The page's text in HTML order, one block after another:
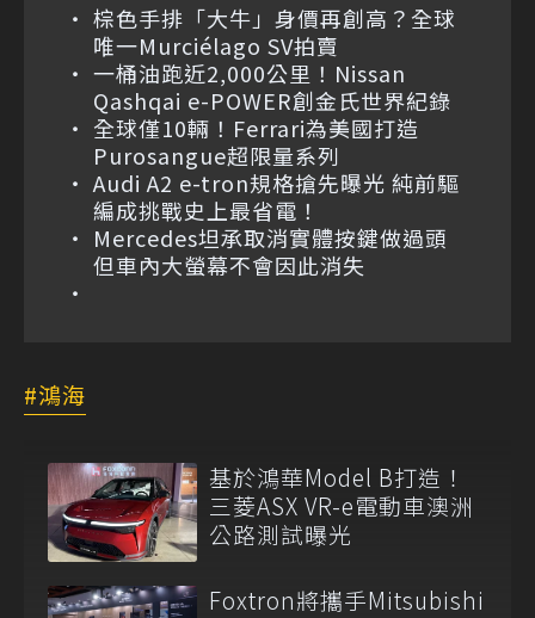
棕色手排「大牛」身價再創高？全球
唯一Murciélago SV拍賣
一桶油跑近2,000公里！Nissan
Qashqai e-POWER創金氏世界紀錄
全球僅10輛！Ferrari為美國打造
Purosangue超限量系列
Audi A2 e-tron規格搶先曝光 純前驅
編成挑戰史上最省電！
Mercedes坦承取消實體按鍵做過頭
但車內大螢幕不會因此消失
鴻海
基於鴻華Model B打造！
三菱ASX VR-e電動車澳洲
公路測試曝光
Foxtron將攜手Mitsubishi